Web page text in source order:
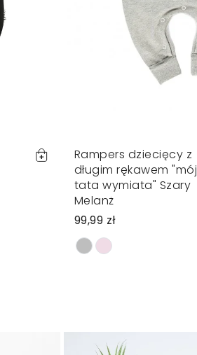
Rampers dziecięcy z
długim rękawem "mój
tata wymiata" Szary
Melanż
99,99 zł